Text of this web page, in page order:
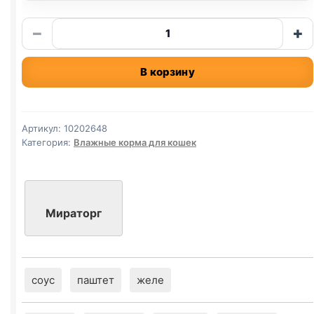
−
Количество
товара
Мираторг
(ВЗРОСЛЫЕ,
75г
+
В корзину
Артикул: 10202648
Категория: Влажные корма для кошек
Мираторг
соус паштет желе